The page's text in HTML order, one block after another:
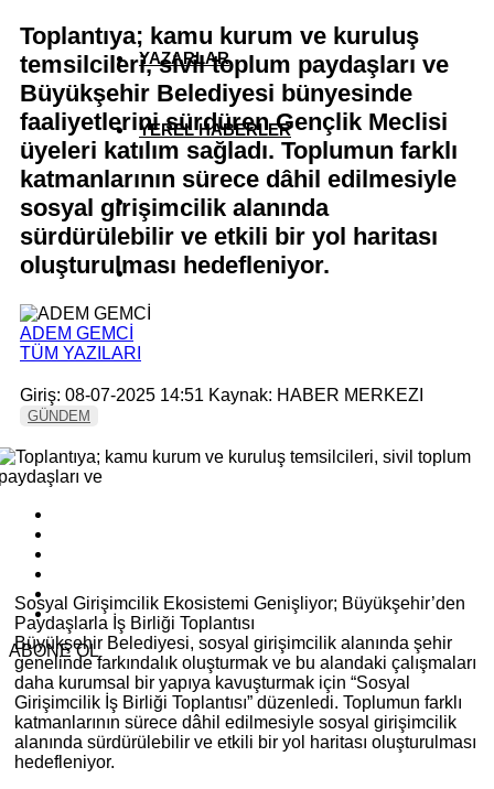
YAZARLAR
YEREL HABERLER
Toplantıya; kamu kurum ve kuruluş
temsilcileri, sivil toplum paydaşları ve
Büyükşehir Belediyesi bünyesinde
faaliyetlerini sürdüren Gençlik Meclisi
üyeleri katılım sağladı. Toplumun farklı
katmanlarının sürece dâhil edilmesiyle
sosyal girişimcilik alanında
sürdürülebilir ve etkili bir yol haritası
oluşturulması hedefleniyor.
ADEM GEMCİ
TÜM YAZILARI
Giriş: 08-07-2025 14:51 Kaynak: HABER MERKEZI
GÜNDEM
ABONE OL
Sosyal Girişimcilik Ekosistemi Genişliyor; Büyükşehir’den
Paydaşlarla İş Birliği Toplantısı
Büyükşehir Belediyesi, sosyal girişimcilik alanında şehir
genelinde farkındalık oluşturmak ve bu alandaki çalışmaları
daha kurumsal bir yapıya kavuşturmak için “Sosyal
Girişimcilik İş Birliği Toplantısı” düzenledi. Toplumun farklı
katmanlarının sürece dâhil edilmesiyle sosyal girişimcilik
alanında sürdürülebilir ve etkili bir yol haritası oluşturulması
hedefleniyor.